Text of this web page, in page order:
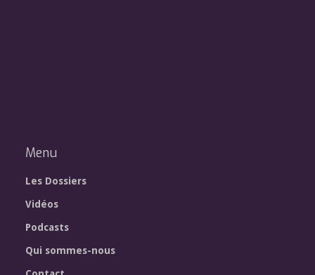
Menu
Les Dossiers
Vidéos
Podcasts
Qui sommes-nous